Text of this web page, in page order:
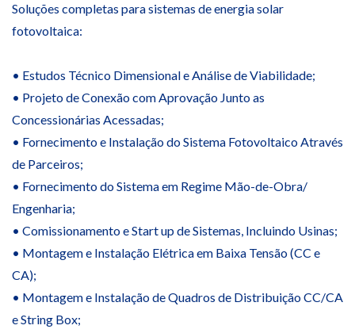
Soluções completas para sistemas de energia solar
fotovoltaica:
• Estudos Técnico Dimensional e Análise de Viabilidade;
• Projeto de Conexão com Aprovação Junto as
Concessionárias Acessadas;
• Fornecimento e Instalação do Sistema Fotovoltaico Através
de Parceiros;
• Fornecimento do Sistema em Regime Mão-de-Obra/
Engenharia;
• Comissionamento e Start up de Sistemas, Incluindo Usinas;
• Montagem e Instalação Elétrica em Baixa Tensão (CC e
CA);
• Montagem e Instalação de Quadros de Distribuição CC/CA
e String Box;